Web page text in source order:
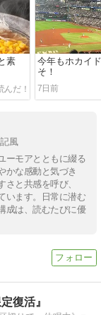
素
今年もホカイ
そ！
7日前
風
ーモアとともに綴る
かな感動と気づき
と共感を呼び、
います。日常に潜む
成は、読むたびに優
復活』